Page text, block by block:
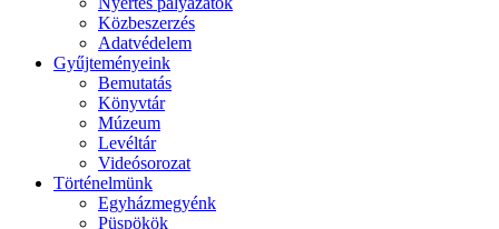
Közbeszerzés
Adatvédelem
Gyűjteményeink
Bemutatás
Könyvtár
Múzeum
Levéltár
Videósorozat
Történelmünk
Egyházmegyénk
Püspökök